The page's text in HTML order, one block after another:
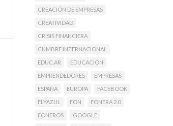
CREACIÓN DE EMPRESAS
CREATIVIDAD
CRISIS FINANCIERA
CUMBRE INTERNACIONAL
EDUC.AR
EDUCACION
EMPRENDEDORES
EMPRESAS
ESPAÑA
EUROPA
FACEBOOK
FLYAZUL
FON
FONERA 2.0
FONEROS
GOOGLE